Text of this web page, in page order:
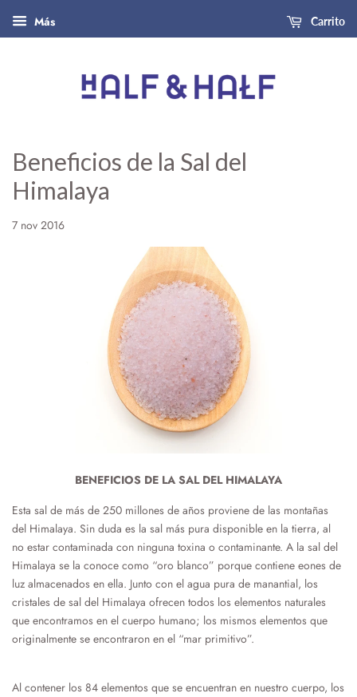
Más Carrito
Beneficios de la Sal del
Himalaya
7 nov 2016
BENEFICIOS DE LA SAL DEL HIMALAYA
Esta sal de más de 250 millones de años proviene de las montañas
del Himalaya. Sin duda es la sal más pura disponible en la tierra, al
no estar contaminada con ninguna toxina o contaminante. A la sal del
Himalaya se la conoce como “oro blanco” porque contiene eones de
luz almacenados en ella. Junto con el agua pura de manantial, los
cristales de sal del Himalaya ofrecen todos los elementos naturales
que encontramos en el cuerpo humano; los mismos elementos que
originalmente se encontraron en el “mar primitivo”.
Al contener los 84 elementos que se encuentran en nuestro cuerpo, los